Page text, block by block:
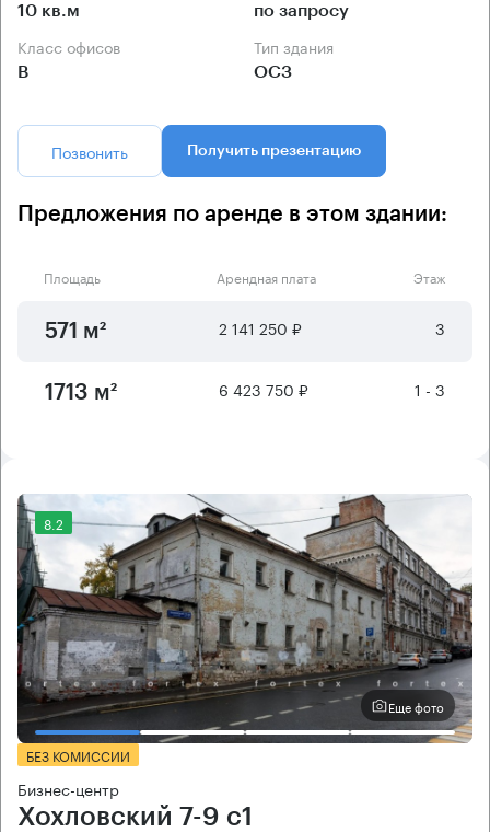
10 кв.м по запросу
Класс офисов
B
Тип здания
ОСЗ
Позвонить Получить презентацию
Предложения по аренде в этом здании:
Площадь Арендная плата Этаж
571 м² 2 141 250 ₽ 3
1713 м² 6 423 750 ₽ 1 - 3
8.2
Еще фото
БЕЗ КОМИССИИ
Бизнес-центр
Хохловский 7-9 с1